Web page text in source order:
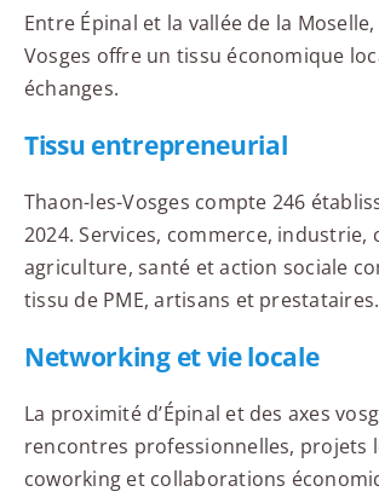
Entre Épinal et la vallée de la
Vosges offre un tissu économique
échanges.
Tissu entrepreneurial
Thaon-les-Vosges compte 246
2024. Services, commerce,
agriculture, santé et action sociale
tissu de PME, artisans et prestataires.
Networking et vie locale
La proximité d’Épinal et des axes
rencontres professionnelles, projets
coworking et collaborations